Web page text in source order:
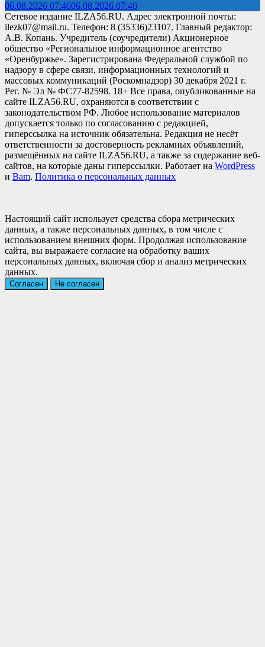
06.08.2026 07:4606.08.2026 07:46
Сетевое издание ILZA56.RU. Адрес электронной почты:
ilezk07@mail.ru. Телефон: 8 (35336)23107. Главный редактор:
А.В. Копань. Учредитель (соучредители) Акционерное
общество «Региональное информационное агентство
«Оренбуржье». Зарегистрирована Федеральной службой по
надзору в сфере связи, информационных технологий и
массовых коммуникаций (Роскомнадзор) 30 декабря 2021 г.
Рег. № Эл № ФС77-82598. 18+ Все права, опубликованные на
сайте ILZA56.RU, охраняются в соответствии с
законодательством РФ. Любое использование материалов
допускается только по согласованию с редакцией,
гиперссылка на источник обязательна. Редакция не несёт
ответственности за достоверность рекламных объявлений,
размещённых на сайте ILZA56.RU, а также за содержание веб-
сайтов, на которые даны гиперссылки. Работает на WordPress
и Bam. Политика о персональных данных
Настоящий сайт использует средства сбора метрических
данных, а также персональных данных, в том числе с
использованием внешних форм. Продолжая использование
сайта, вы выражаете согласие на обработку ваших
персональных данных, включая сбор и анализ метрических
данных.
Согласен Не согласен